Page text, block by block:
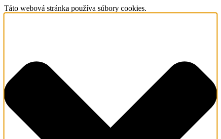
Táto webová stránka používa súbory cookies.